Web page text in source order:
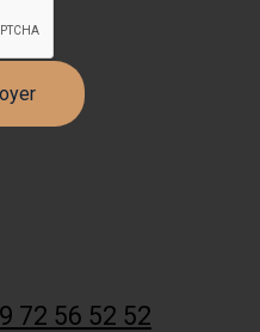
72 56 52 52